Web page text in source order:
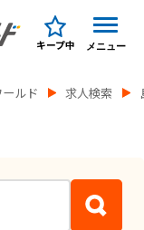
キープ中 メニュー
ルド 求人検索